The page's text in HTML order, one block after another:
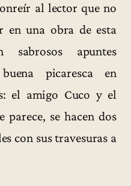
al lector que no
en una obra de esta
sabrosos apuntes
picaresca en
el amigo Cuco y el
parece, se hacen dos
con sus travesuras a